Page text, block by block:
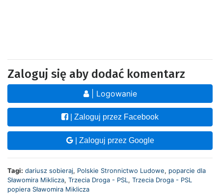
Zaloguj się aby dodać komentarz
| Logowanie
| Zaloguj przez Facebook
| Zaloguj przez Google
Tagi: dariusz sobieraj, Polskie Stronnictwo Ludowe, poparcie dla
Sławomira Miklicza, Trzecia Droga - PSL , Trzecia Droga - PSL
popiera Sławomira Miklicza